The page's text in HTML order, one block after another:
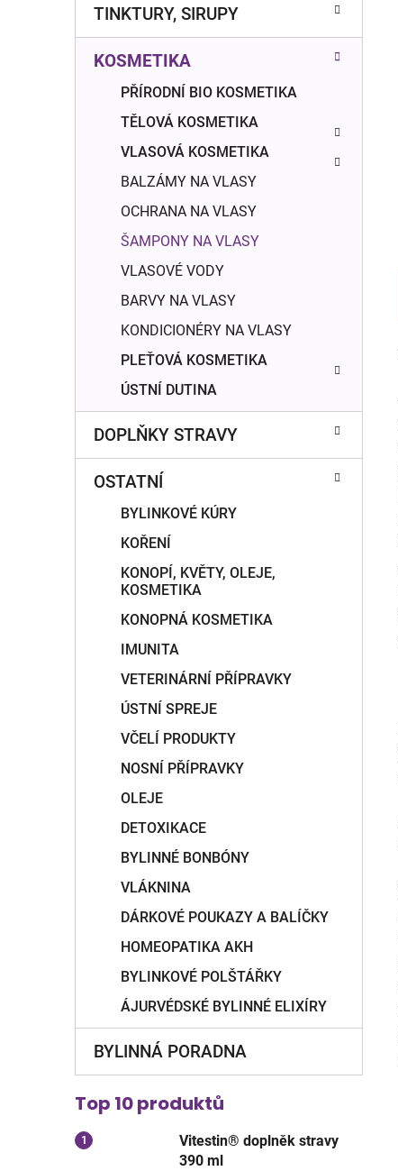
TINKTURY, SIRUPY
KOSMETIKA
PŘÍRODNÍ BIO KOSMETIKA
TĚLOVÁ KOSMETIKA
VLASOVÁ KOSMETIKA
BALZÁMY NA VLASY
OCHRANA NA VLASY
ŠAMPONY NA VLASY
VLASOVÉ VODY
BARVY NA VLASY
KONDICIONÉRY NA VLASY
PLEŤOVÁ KOSMETIKA
ÚSTNÍ DUTINA
DOPLŇKY STRAVY
OSTATNÍ
BYLINKOVÉ KÚRY
KOŘENÍ
KONOPÍ, KVĚTY, OLEJE,
KOSMETIKA
KONOPNÁ KOSMETIKA
IMUNITA
VETERINÁRNÍ PŘÍPRAVKY
ÚSTNÍ SPREJE
VČELÍ PRODUKTY
NOSNÍ PŘÍPRAVKY
OLEJE
DETOXIKACE
BYLINNÉ BONBÓNY
VLÁKNINA
DÁRKOVÉ POUKAZY A BALÍČKY
HOMEOPATIKA AKH
BYLINKOVÉ POLŠTÁŘKY
ÁJURVÉDSKÉ BYLINNÉ ELIXÍRY
BYLINNÁ PORADNA
Top 10 produktů
Vitestin® doplněk stravy
390 ml